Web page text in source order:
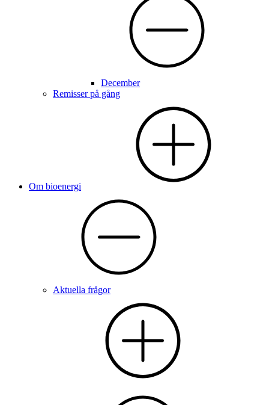
December
Remisser på gång
Om bioenergi
Aktuella frågor